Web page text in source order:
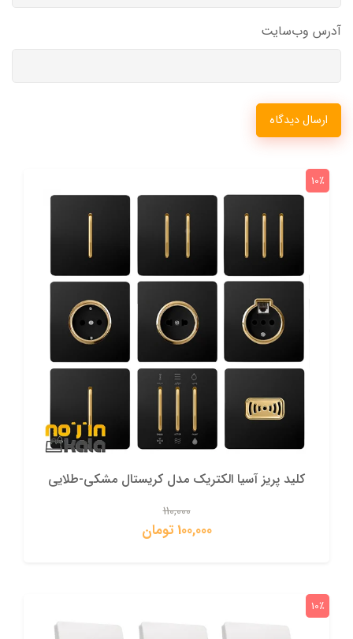
آدرس وب‌سایت
ارسال دیدگاه
کلید پریز آسیا الکتریک مدل کریستال مشکی-طلایی
110,000
100,000 تومان
10٪
10٪